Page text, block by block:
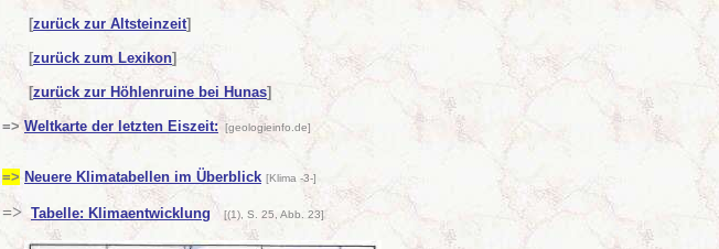
[zurück zur Altsteinzeit]
[zurück zum Lexikon]
[zurück zur Höhlenruine bei Hunas]
=> Weltkarte der letzten Eiszeit: [geologieinfo.de]
=> Neuere Klimatabellen im Überblick [Klima -3-]
=> Tabelle: Klimaentwicklung [(1), S. 25, Abb. 23]